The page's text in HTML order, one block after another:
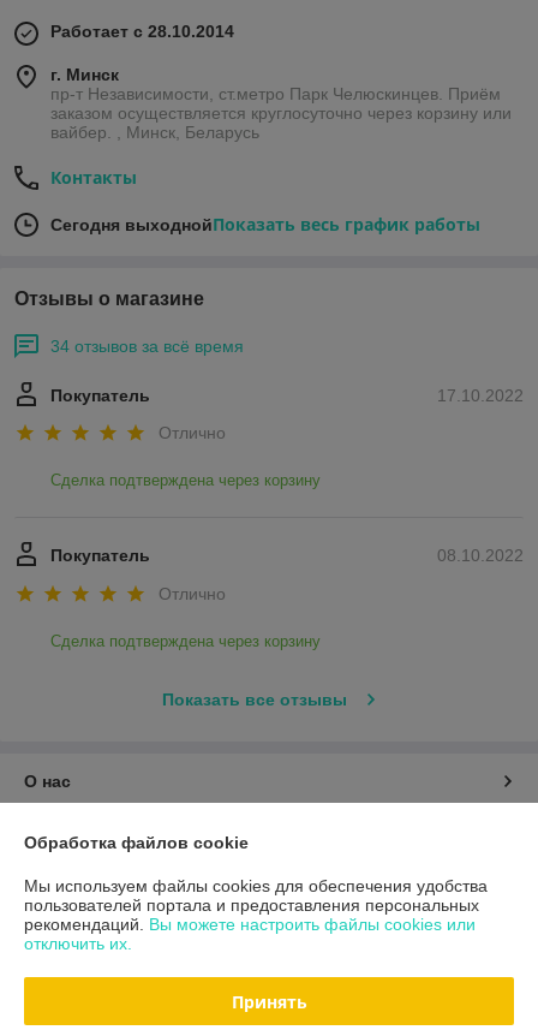
Работает с 28.10.2014
г. Минск
пр-т Независимости, ст.метро Парк Челюскинцев. Приём
заказом осуществляется круглосуточно через корзину или
вайбер. , Минск, Беларусь
Контакты
Сегодня выходнойПоказать весь график работы
Отзывы о магазине
34 отзывов за всё время
17.10.2022
Покупатель
Отлично
Сделка подтверждена через корзину
08.10.2022
Покупатель
Отлично
Сделка подтверждена через корзину
Показать все отзывы
О нас
Контакты
Доставка и оплата
График работы
Обработка файлов cookie
Мы используем файлы cookies для обеспечения удобства
пользователей портала и предоставления персональных
рекомендаций. Вы можете настроить файлы cookies или
отключить их.
Принять